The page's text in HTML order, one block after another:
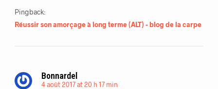
Pingback:
Réussir son amorçage à long terme (ALT) - blog de la carpe
Bonnardel
4 août 2017 at 20 h 17 min